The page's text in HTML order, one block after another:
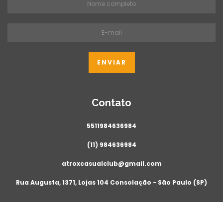
Contato
5511984636984
(11) 984636984
atroxcasualclub@gmail.com
Rua Augusta, 1371, Lojas 104 Consolação - São Paulo (SP)